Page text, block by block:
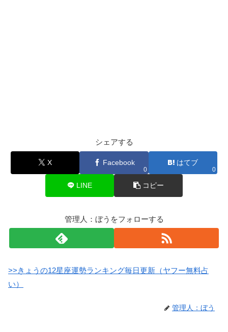
シェアする
X Facebook
0
はてブ
0
LINE コピー
管理人：ぼうをフォローする
>>きょうの12星座運勢ランキング毎日更新（ヤフー無料占
い）
管理人：ぼう